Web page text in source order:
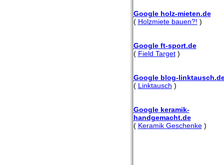
Google holz-mieten.de
( Holzmiete bauen?! )
Google ft-sport.de
( Field Target)
Google blog-
( Linktausch )
Google keramik-
handgemacht.de
( Keramik Geschenke)